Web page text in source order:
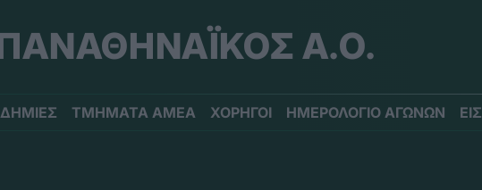
Α.Ο.
ΤΜΗΜΑΤΑ ΑΜΕΑ ΧΟΡΗΓΟΙ ΗΜΕΡΟΛΟΓΙΟ ΑΓΩΝΩΝ